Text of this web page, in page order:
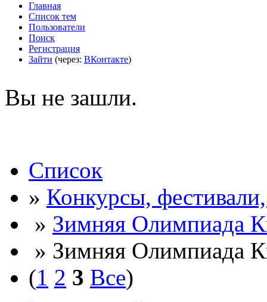
Главная
Список тем
Пользователи
Поиск
Регистрация
Зайти (через: ВКонтакте)
Вы не зашли.
Список
» Конкурсы,
» Зимняя Олимпиада
» Зимняя Олимпиада
(1 2 3 Все)